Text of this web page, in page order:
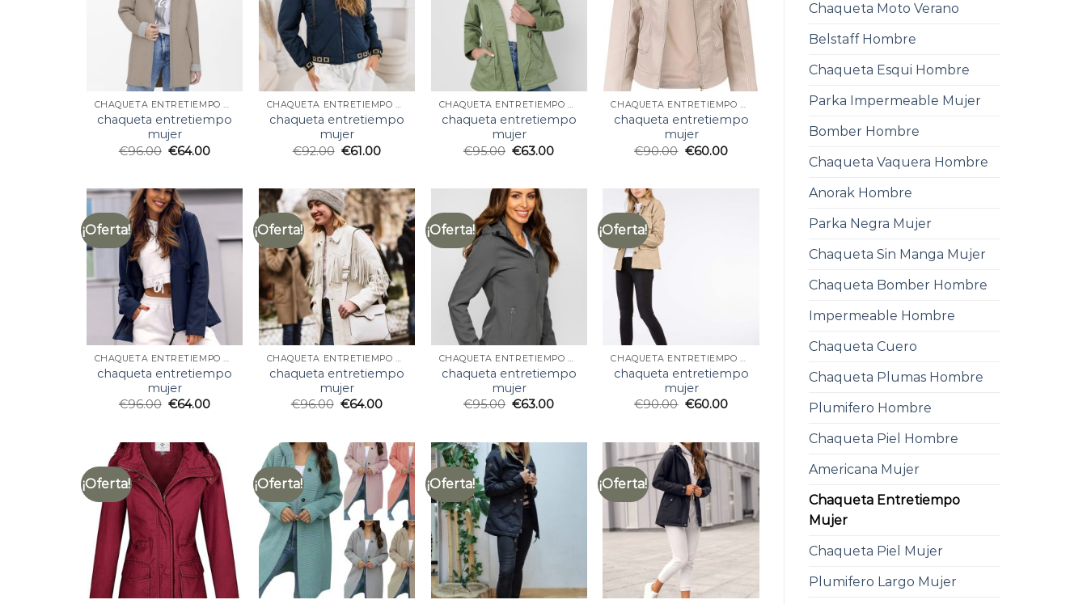
Chaqueta Moto Verano
Belstaff Hombre
Chaqueta Esqui Hombre
Parka Impermeable Mujer
Bomber Hombre
Chaqueta Vaquera Hombre
Anorak Hombre
Parka Negra Mujer
Chaqueta Sin Manga Mujer
Chaqueta Bomber Hombre
Impermeable Hombre
Chaqueta Cuero
Chaqueta Plumas Hombre
Plumifero Hombre
Chaqueta Piel Hombre
Americana Mujer
Chaqueta Entretiempo
Mujer
Chaqueta Piel Mujer
Plumifero Largo Mujer
CHAQUETA ENTRETIEMPO MUJER
chaqueta entretiempo
mujer
€96.00 €64.00
CHAQUETA ENTRETIEMPO MUJER
chaqueta entretiempo
mujer
€92.00 €61.00
CHAQUETA ENTRETIEMPO MUJER
chaqueta entretiempo
mujer
€95.00 €63.00
CHAQUETA ENTRETIEMPO MUJER
chaqueta entretiempo
mujer
€90.00 €60.00
¡Oferta!
CHAQUETA ENTRETIEMPO MUJER
chaqueta entretiempo
mujer
€96.00 €64.00
¡Oferta!
CHAQUETA ENTRETIEMPO MUJER
chaqueta entretiempo
mujer
€96.00 €64.00
¡Oferta!
CHAQUETA ENTRETIEMPO MUJER
chaqueta entretiempo
mujer
€95.00 €63.00
¡Oferta!
CHAQUETA ENTRETIEMPO MUJER
chaqueta entretiempo
mujer
€90.00 €60.00
¡Oferta! ¡Oferta! ¡Oferta! ¡Oferta!